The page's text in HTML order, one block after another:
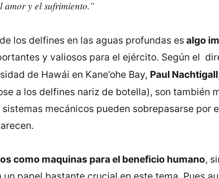
amor y el sufrimiento.”
los delfines en las aguas profundas es algo
y valiosos para el ejército. Según el
de Hawái en Kane’ohe Bay, Paul Nachtigall
a los delfines nariz de botella), son también
mecánicos pueden sobrepasarse por
como maquinas para el beneficio humano,